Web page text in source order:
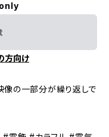
方向け
像の一部分が繰り返しで